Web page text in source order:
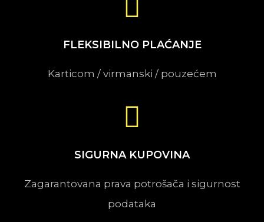
FLEKSIBILNO PLAĆANJE
Karticom / virmanski / pouzećem
SIGURNA KUPOVINA
Zagarantovana prava potrošača i sigurnost
podataka